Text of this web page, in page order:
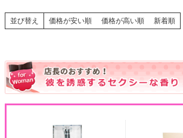
並び替え 価格が安い順 価格が高い順 新着順